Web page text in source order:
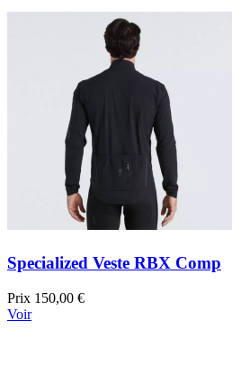
Specialized Veste RBX Comp
Prix 150,00 €
Voir